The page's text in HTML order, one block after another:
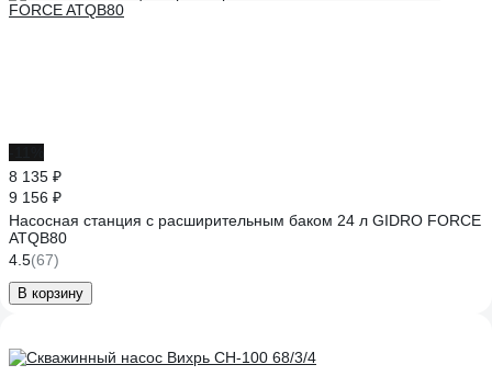
8 135 ₽
9 156 ₽
Насосная станция с расширительным баком 24 л GIDRO FORCE
ATQB80
4.5(67)
В корзину